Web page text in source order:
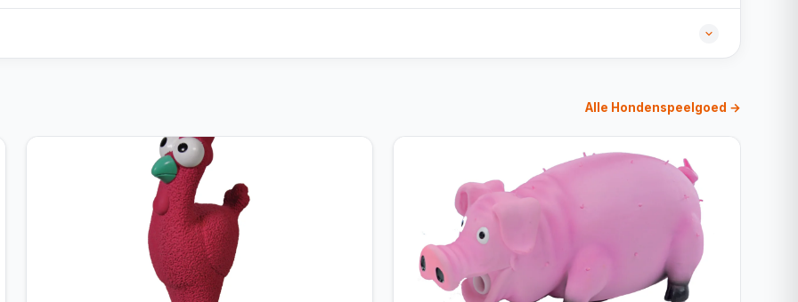
Alle Hondenspeelgoed →